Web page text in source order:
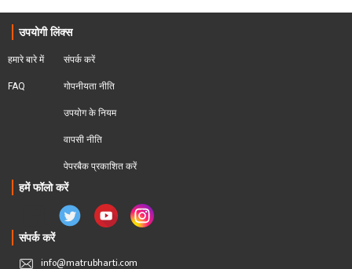
उपयोगी लिंक्स
हमारे बारे में
FAQ
संपर्क करें
गोपनीयता नीति
उपयोग के नियम
वापसी नीति
पेपरबैक प्रकाशित करें
हमें फॉलो करें
संपर्क करें
info@matrubharti.com